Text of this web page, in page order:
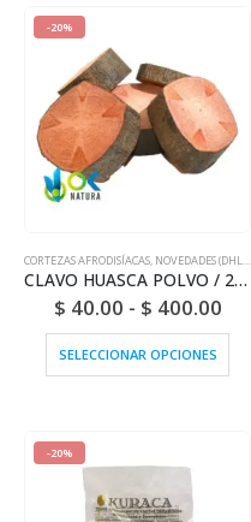
-20%
CORTEZAS AFRODISÍACAS NOVEDADES (DHL O FEDEX)
CLAVO HUASCA POLVO / 200gr a 1kg - ( Tynnanthus Panurensis) 100% Pura Corteza Natural y Ecológica
$ 40.00 - $ 400.00
SELECCIONAR OPCIONES
-20%